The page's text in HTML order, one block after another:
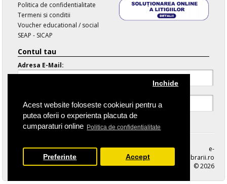
Acest website foloseste cookieuri pentru a
putea oferii o experienta placuta de
cumparaturi online Politica de confidentialitate
Inchide
Preferinte Accept
Politica de confidentialitate
Termeni si conditii
Voucher educational / social
SEAP - SICAP
Contul tau
Adresa E-Mail:
Parola Uitata
e-
librarii.ro
© 2026